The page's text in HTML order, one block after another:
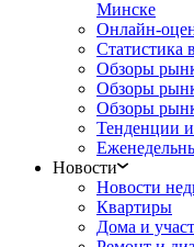
Минске
Онлайн-
Статистика
Обзоры
Обзоры
Обзоры
Тенденции
Новости
Новости
Квартиры
Дома и